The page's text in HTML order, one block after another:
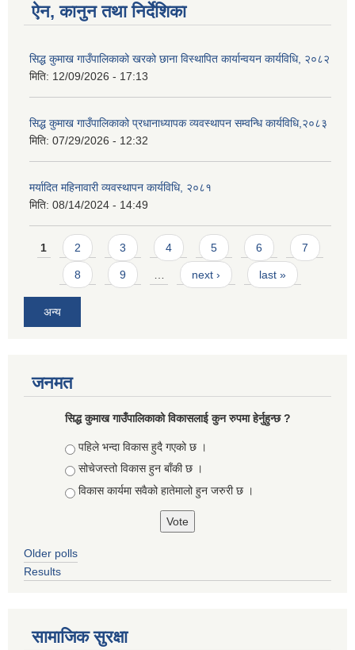
ऐन, कानुन तथा निर्देशिका
सिद्ध कुमाख गाउँपालिकाको खरको छाना विस्थापित कार्यान्वयन कार्यविधि, २०८२
मिति: 12/09/2026 - 17:13
सिद्ध कुमाख गाउँपालिकाको प्रधानाध्यापक व्यवस्थापन सम्वन्धि कार्यविधि,२०८३
मिति: 07/29/2026 - 12:32
मर्यादित महिनावारी व्यवस्थापन कार्यविधि, २०८१
मिति: 08/14/2024 - 14:49
Pages
1 2 3 4 5 6 7
8 9 … next › last »
अन्य
जनमत
सिद्ध कुमाख गाउँपालिकाको विकासलाई कुन रुपमा हेर्नुहुन्छ ?
Choices
पहिले भन्दा विकास हुदै गएको छ ।
सोचेजस्तो विकास हुन बाँकी छ ।
विकास कार्यमा सवैको हातेमालो हुन जरुरी छ ।
Older polls
Results
सामाजिक सुरक्षा